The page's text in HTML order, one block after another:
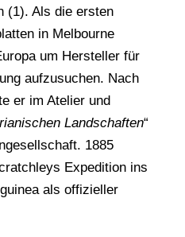
(1). Als die ersten
in Melbourne
um Hersteller für
aufzusuchen. Nach
er im Atelier und
Landschaften“
1885
Expedition ins
als offizieller